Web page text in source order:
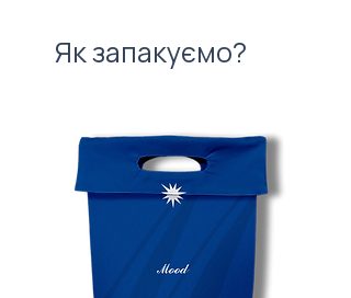
Як запакуємо?